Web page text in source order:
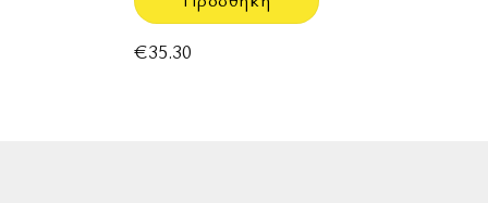
€35.30